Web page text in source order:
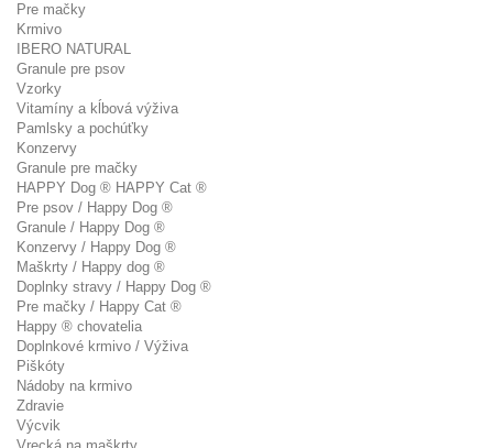
Pre mačky
Krmivo
IBERO NATURAL
Granule pre psov
Vzorky
Vitamíny a kĺbová výživa
Pamlsky a pochúťky
Konzervy
Granule pre mačky
HAPPY Dog ® HAPPY Cat ®
Pre psov / Happy Dog ®
Granule / Happy Dog ®
Konzervy / Happy Dog ®
Maškrty / Happy dog ®
Doplnky stravy / Happy Dog ®
Pre mačky / Happy Cat ®
Happy ® chovatelia
Doplnkové krmivo / Výživa
Piškóty
Nádoby na krmivo
Zdravie
Výcvik